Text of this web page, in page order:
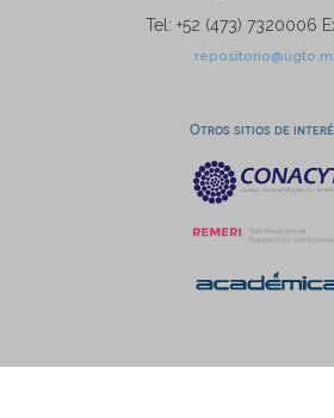
Tel: +52 (473) 7320006
Otros sitios de